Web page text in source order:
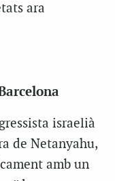
ara
israelià
de Netanyahu,
amb un